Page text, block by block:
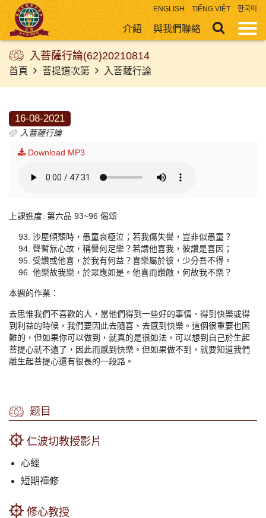
ENGLISH TIẾNG VIỆT 한국어
介紹 與我們聯絡
入菩薩行論(62)20210814
首頁 菩提道次第 入菩薩行論
16-08-2021
入菩薩行論
Download MP3
上課進度: 第六品 93~96 偈頌
沙屋傾頹時，愚童哀極泣；若我傷失譽，豈非似愚童？
聲暫無心故，稱譽何足樂？若謂他喜我，彼讚是喜因；
受讚或他喜，於我有何益？喜樂屬於彼，少分吾不得。
他樂故我樂，於眾應如是。他喜而讚敵，何故我不樂？
本週的作業：
去思惟我們不喜歡的人，當他們得到一些好的事情、得到快樂或得
到利益的時候，我們要因此去隨喜、去感到快樂。這個很重要也困
難的，但如果你可以做到，就真的是很如法，可以想到自己於生起
菩提心就不遠了，因此而感到快樂。但如果做不到，就要知道我們
離生起菩提心還有很長的一段路。
题目
仁波切教授影片
心經
短期禪修
修心教授